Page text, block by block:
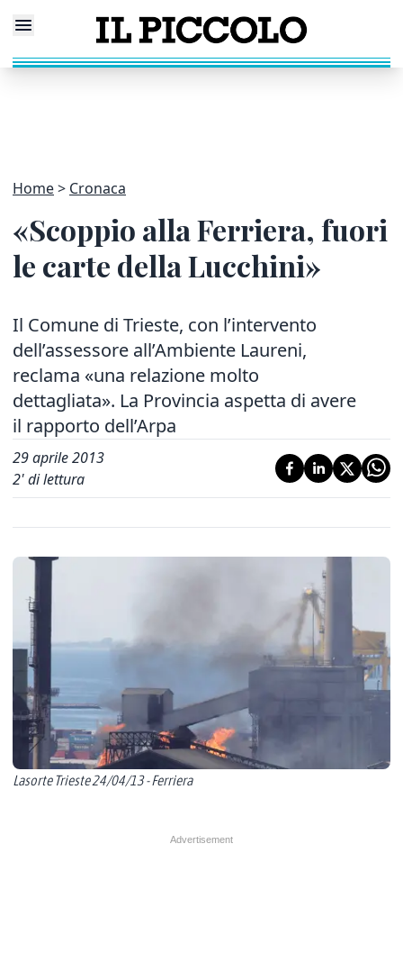
Home Cronaca
«Scoppio alla Ferriera, fuori
le carte della Lucchini»
Il Comune di Trieste, con l’intervento
dell’assessore all’Ambiente Laureni,
reclama «una relazione molto
dettagliata». La Provincia aspetta di avere
il rapporto dell’Arpa
29 aprile 2013
2' di lettura
Lasorte Trieste 24/04/13 - Ferriera